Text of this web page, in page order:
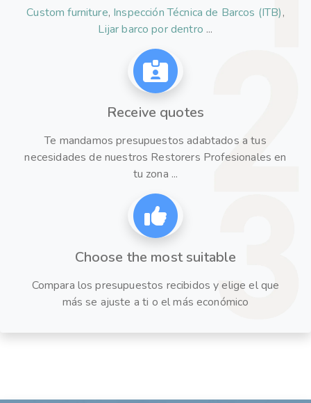
Custom furniture, Inspección Técnica de Barcos (ITB),
Lijar barco por dentro ...
Receive quotes
Te mandamos presupuestos adabtados a tus
necesidades de nuestros Restorers Profesionales en
tu zona ...
Choose the most suitable
Compara los presupuestos recibidos y elige el que
más se ajuste a ti o el más económico